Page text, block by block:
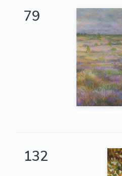
79
132